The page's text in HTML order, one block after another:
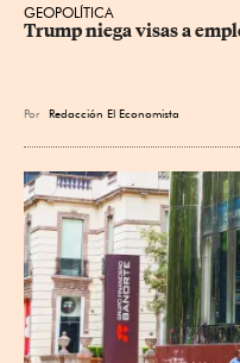
GEOPOLÍTICA
Trump niega visas a
Por Redacción El Economista